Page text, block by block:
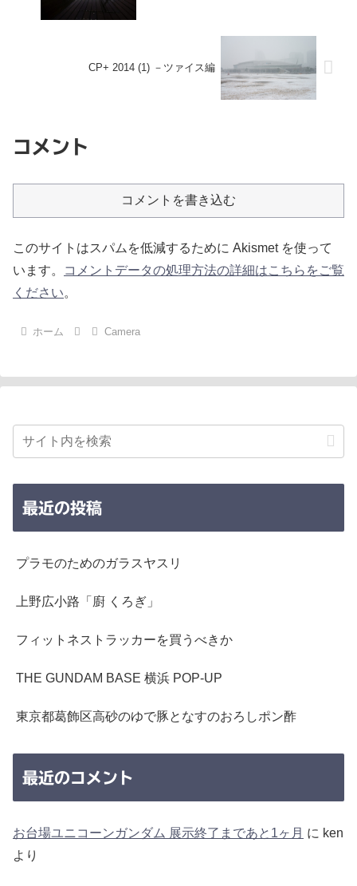
CP+ 2014 (1) －ツァイス編
コメント
コメントを書き込む
このサイトはスパムを低減するために Akismet を使って
います。
コメントデータの処理方法の詳細はこちらをご覧
ください。
ホーム Camera
最近の投稿
プラモのためのガラスヤスリ
上野広小路「廚 くろぎ」
フィットネストラッカーを買うべきか
THE GUNDAM BASE 横浜 POP-UP
東京都葛飾区高砂のゆで豚となすのおろしポン酢
最近のコメント
お台場ユニコーンガンダム 展示終了まであと1ヶ月 に ken
より